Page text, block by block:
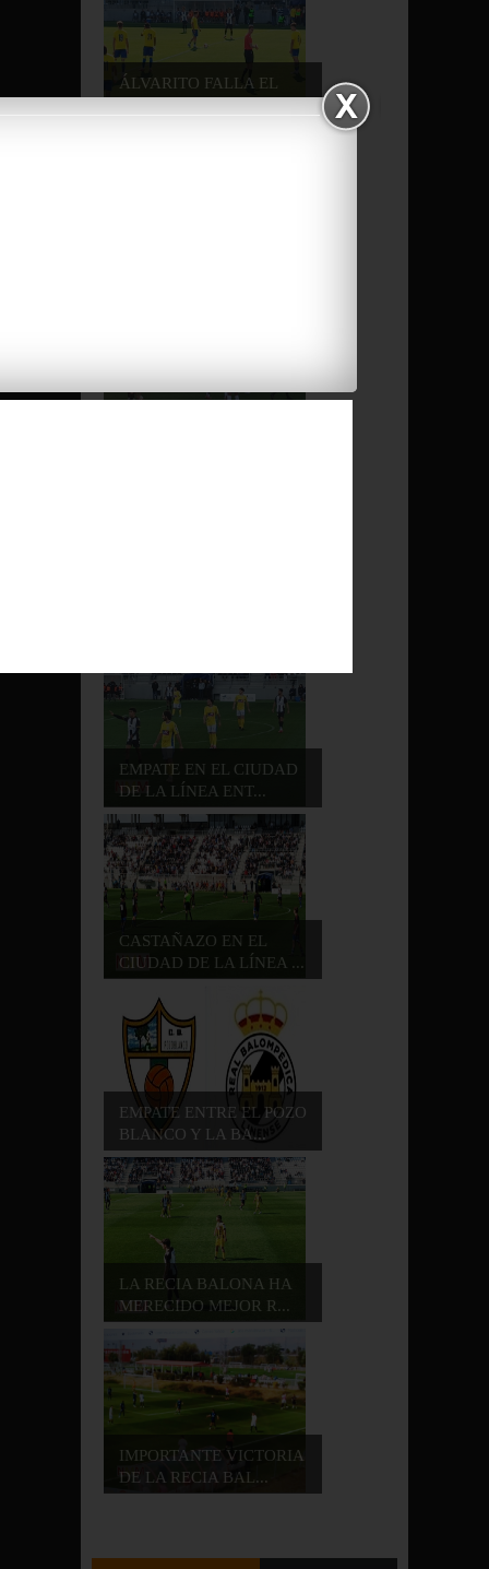
ÁLVARITO FALLA EL
EMPATE EN EL CIUDAD
DE LA LÍNEA ENT...
CASTAÑAZO EN EL
CIUDAD DE LA LÍNEA ...
EMPATE ENTRE EL POZO
BLANCO Y LA BA...
LA RECIA BALONA HA
MERECIDO MEJOR R...
IMPORTANTE VICTORIA
DE LA RECIA BAL...